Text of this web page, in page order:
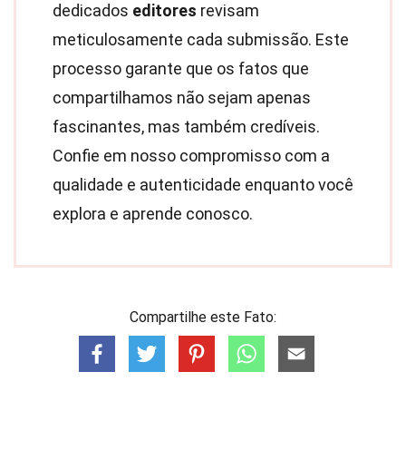
dedicados editores revisam
meticulosamente cada submissão. Este
processo garante que os fatos que
compartilhamos não sejam apenas
fascinantes, mas também credíveis.
Confie em nosso compromisso com a
qualidade e autenticidade enquanto você
explora e aprende conosco.
Compartilhe este Fato: